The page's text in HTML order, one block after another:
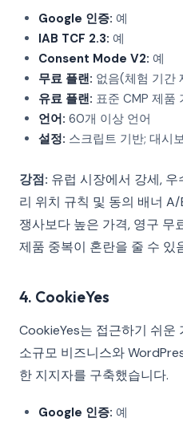
Google 인증: 예
IAB TCF 2.3: 예
Consent Mode V2: 예
무료 플랜: 없음(체험 기간
유료 플랜: 표준 CMP 제품
언어: 60개 이상 언어
설정: 스크립트 기반; 대시
강점: 유럽 시장에서 강세,
리 위치 규칙 및 동의 배너 A/
쟁사보다 높은 가격, 영구
제품 중복이 혼란을 줄 수 있
4. CookieYes
CookieYes는 접근하기 쉬운
소규모 비즈니스와
한 지지자를 구축했습니다.
Google 인증: 예